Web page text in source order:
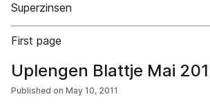
Superzinsen
First page
Uplengen Blattje Mai
Published on May 10, 2011